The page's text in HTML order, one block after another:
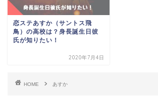
恋ステあすか（サントス飛
鳥）の高校は？身長誕生日彼
氏が知りたい！
2020年7月4日
HOME あすか